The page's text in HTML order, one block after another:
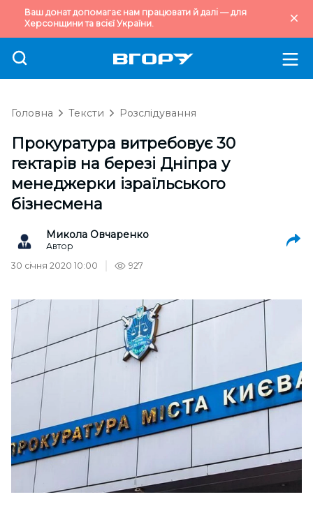
Ваш донат допомагає нам працювати й далі — для
Херсонщини та всієї України.
Головна Тексти Розслідування
Прокуратура витребовує 30
гектарів на березі Дніпра у
менеджерки ізраїльського
бізнесмена
Микола Овчаренко
Автор
30 січня 2020 10:00
927